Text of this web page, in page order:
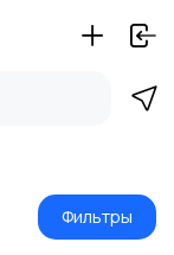
Фильтры